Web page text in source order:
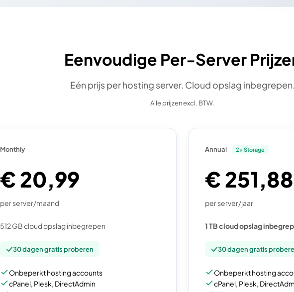
Eenvoudige Per-Server
Eén prijs per hosting server. Cloud opslag inbegrepen.
Alle prijzen excl. BTW.
Monthly
€ 20,99
per server/maand
512 GB cloud opslag inbegrepen
30 dagen gratis proberen
Onbeperkt hosting accounts
cPanel, Plesk, DirectAdmin
Annual 2x Storage
€ 251,88
per server/jaar
1 TB cloud opslag
30 dagen gratis
Onbeperkt hosting
cPanel, Plesk,